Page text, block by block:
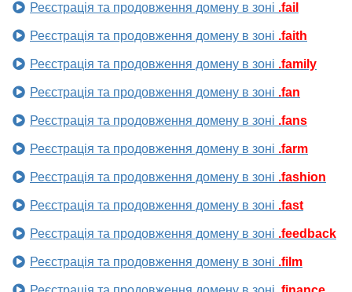
Реєстрація та продовження домену в зоні .fail
Реєстрація та продовження домену в зоні .faith
Реєстрація та продовження домену в зоні .family
Реєстрація та продовження домену в зоні .fan
Реєстрація та продовження домену в зоні .fans
Реєстрація та продовження домену в зоні .farm
Реєстрація та продовження домену в зоні .fashion
Реєстрація та продовження домену в зоні .fast
Реєстрація та продовження домену в зоні .feedback
Реєстрація та продовження домену в зоні .film